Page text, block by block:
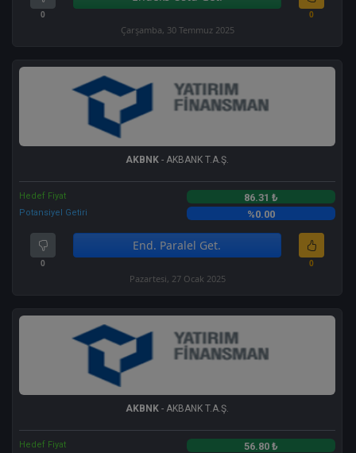
0 0
Çarşamba, 30 Temmuz 2025
AKBNK - AKBANK T.A.Ş.
Hedef Fiyat 86.31 ₺
Potansiyel Getiri %0.00
0
End. Paralel Get.
0
Pazartesi, 27 Ocak 2025
AKBNK - AKBANK T.A.Ş.
Hedef Fiyat 56.80 ₺